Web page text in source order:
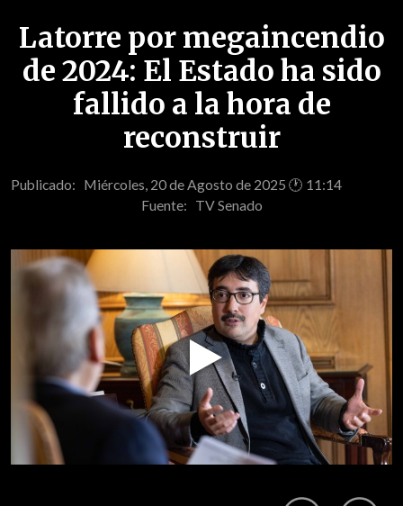
Latorre por megaincendio
de 2024: El Estado ha sido
fallido a la hora de
reconstruir
Publicado: Miércoles, 20 de Agosto de 2025 🕐 11:14
Fuente: TV Senado
Play
Video